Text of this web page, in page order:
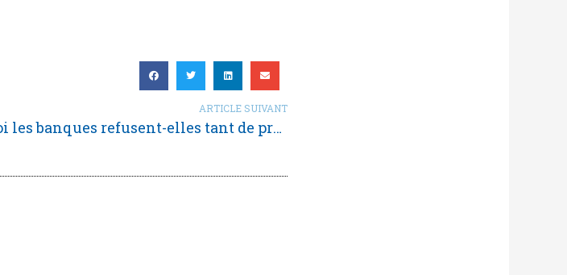
ARTICLE SUIVANT
Pourquoi les banques refusent-elles tant de prêts ?